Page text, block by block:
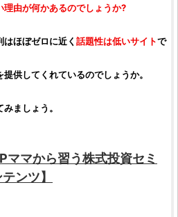
由が何かあるのでしょうか?
はほぼゼロに近く 話題性は低いサイトで
供してくれているのでしょうか。
ましょう。
ママから習う株式投資セミ
ンツ】